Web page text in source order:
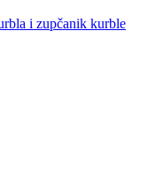
i zupčanik kurble